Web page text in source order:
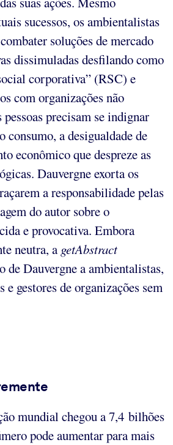
sucessos, os ambientalistas
soluções de mercado
dissimuladas desfilando como
corporativa” (RSC) e
com organizações não
precisam se indignar
consumo, a desigualdade de
econômico que despreze as
Dauvergne exorta os
a responsabilidade pelas
do autor sobre o
e provocativa. Embora
neutra, a getAbstract
de Dauvergne a ambientalistas,
gestores de organizações sem
mundial chegou a 7,4 bilhões
pode aumentar para mais